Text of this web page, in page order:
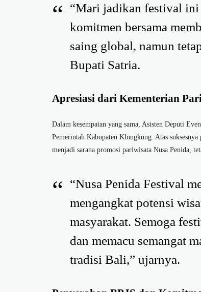
“Mari jadikan festival ini
komitmen bersama
saing global, namun
Bupati Satria.
Apresiasi dari Kementerian
Dalam kesempatan yang sama, Asisten Deputi
Pemerintah Kabupaten Klungkung. Atas
menjadi sarana promosi pariwisata Nusa Penida,
“Nusa Penida Festival
mengangkat potensi
masyarakat. Semoga
dan memacu semangat
tradisi Bali,” ujarnya.